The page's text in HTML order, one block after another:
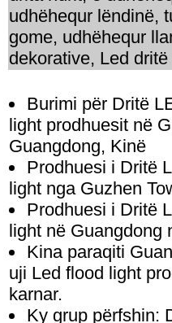
udhëhequr lëndinë,
gome, udhëhequr
dekorative, Led
Burimi për Dritë
light prodhuesit në
Guangdong, Kinë
Prodhuesi i Dritë
light nga Guzhen
Prodhuesi i Dritë
light në Guangdong
Kina paraqiti
uji Led flood light
karnar.
Ky grup përfshin: